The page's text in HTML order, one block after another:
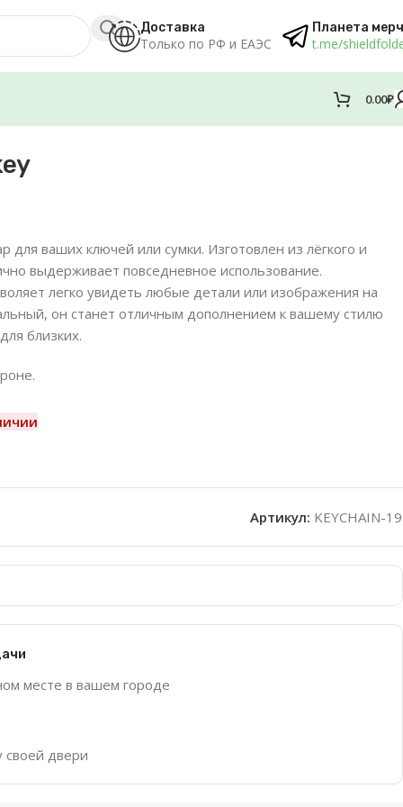
Доставка
Только по РФ и ЕАЭС
Планета
t.me/
0.00₽
для ваших ключей или сумки. Изготовлен из лёгкого и
выдерживает повседневное использование.
легко увидеть любые детали или изображения на
он станет отличным дополнением к вашему стилю
близких.
Артикул: KEYCHAIN-19
месте в вашем городе
своей двери